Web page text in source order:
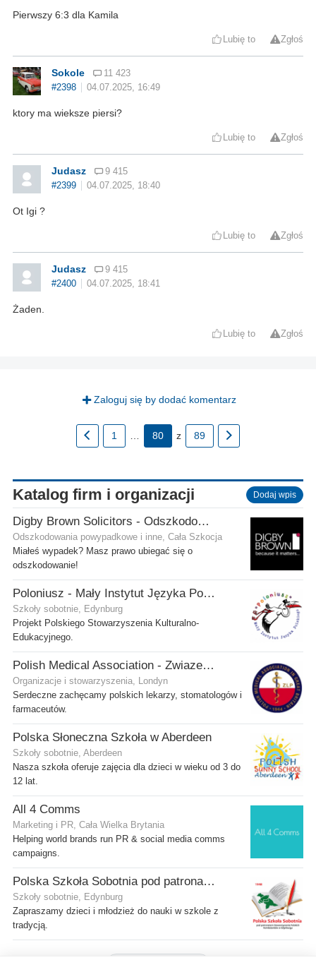
Pierwszy 6:3 dla Kamila
Lubię to Zgłoś
Sokole
11 423
#2398
04.07.2025, 16:49
ktory ma wieksze piersi?
Lubię to Zgłoś
Judasz
9 415
#2399
04.07.2025, 18:40
Ot Igi ?
Lubię to Zgłoś
Judasz
9 415
#2400
04.07.2025, 18:41
Żaden.
Lubię to Zgłoś
Zaloguj się by dodać komentarz
1 80 z 89
Katalog firm i organizacji Dodaj wpis
Digby Brown Solicitors - Odszkodowania w Szkocji
Odszkodowania powypadkowe i inne, Cała Szkocja
Miałeś wypadek? Masz prawo ubiegać się o
odszkodowanie!
Poloniusz - Mały Instytut Języka Polskiego
Szkoły sobotnie, Edynburg
Projekt Polskiego Stowarzyszenia Kulturalno-
Edukacyjnego.
Polish Medical Association - Zwiazek Lekarzy Polskich w Wielkiej Brytanii
Organizacje i stowarzyszenia, Londyn
Serdeczne zachęcamy polskich lekarzy, stomatologów i
farmaceutów.
Polska Słoneczna Szkoła w Aberdeen
Szkoły sobotnie, Aberdeen
Nasza szkoła oferuje zajęcia dla dzieci w wieku od 3 do
12 lat.
All 4 Comms
Marketing i PR, Cała Wielka Brytania
Helping world brands run PR & social media comms
campaigns.
Polska Szkoła Sobotnia pod patronatem SPK w Edynburgu - Filia Gilmerton
Szkoły sobotnie, Edynburg
Zapraszamy dzieci i młodzież do nauki w szkole z
tradycją.